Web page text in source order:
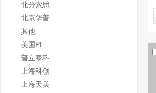
北分索思
北京华普
其他
美国PE
普立泰科
上海科创
上海天美